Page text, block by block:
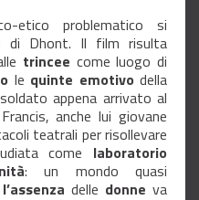
etico problematico si
di Dhont. Il film risulta
trincee come luogo di
le quinte emotivodella
appena arrivato al
anche lui giovane
teatrali per risollevare
come laboratorio
: un mondo quasi
l’assenza delle donneva